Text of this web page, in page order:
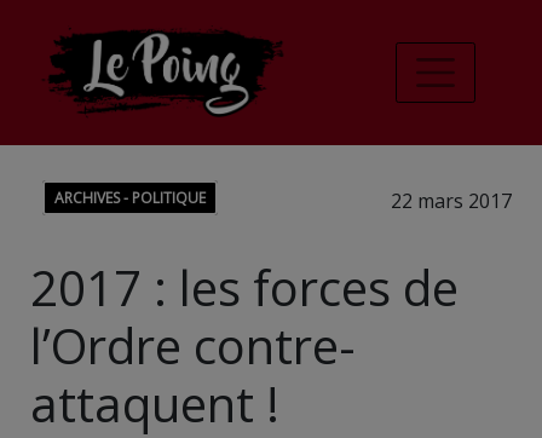
ARCHIVES - POLITIQUE 22 mars 2017
2017 : les forces de
l’Ordre contre-
attaquent !